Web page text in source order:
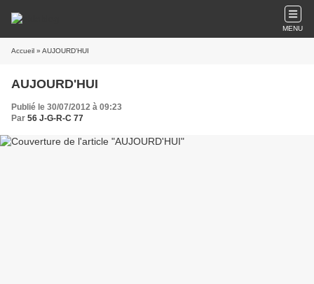
MENU
Accueil » AUJOURD'HUI
AUJOURD'HUI
Publié le 30/07/2012 à 09:23
Par 56 J-G-R-C 77